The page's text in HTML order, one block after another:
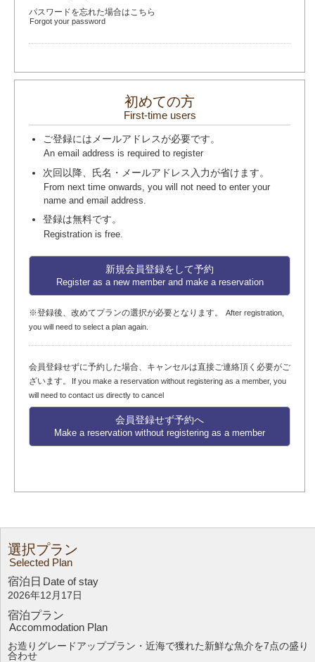
パスワードを忘れた場合はこちら
Forgot your password
初めての方
First-time users
ご登録にはメールアドレスが必要です。
An email address is required to register
次回以降、氏名・メールアドレス入力が省けます。
From next time onwards, you will not need to enter your
name and email address.
登録は無料です。
Registration is free.
新規会員登録をして予約
Register as a new member and make a reservation
※登録後、改めてプランの選択が必要となります。
After registration,
you will need to select a plan again.
会員登録せずに予約した場合、キャンセルは直接ご連絡頂く必要がご
ざいます。
If you make a reservation without registering as a member, you
will need to contact us directly to cancel
会員登録せず予約へ
Make a reservation without registering as a member
選択プラン
Selected Plan
宿泊日 Date of stay
2026年12月17日
宿泊プラン
Accommodation Plan
お造りグレードアッププラン・近海で獲れた新鮮な魚介を7点の盛り
合わせ